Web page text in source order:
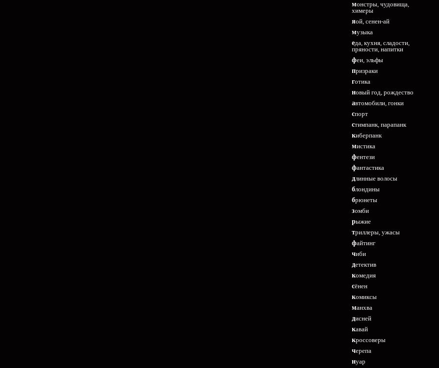
монстры, чудовища,
химеры
яой, сенен-ай
музыка
еда, кухня, сладости,
пряности, напитки
феи, эльфы
призраки
готика
новый год, рождество
автомобили, гонки
спорт
стимпанк, парапанк
киберпанк
мистика
фентези
фантастика
длинные волосы
блондины
брюнеты
зомби
рыжие
триллеры, ужасы
файтинг
чиби
детектив
комедия
сёнен
комиксы
манхва
дисней
кавай
кроссоверы
черепа
нуар